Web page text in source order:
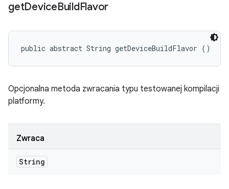
getDeviceBuildFlavor
public abstract String getDeviceBuildFlavor ()
Opcjonalna metoda zwracania typu testowanej kompilacji
platformy.
Zwraca
String